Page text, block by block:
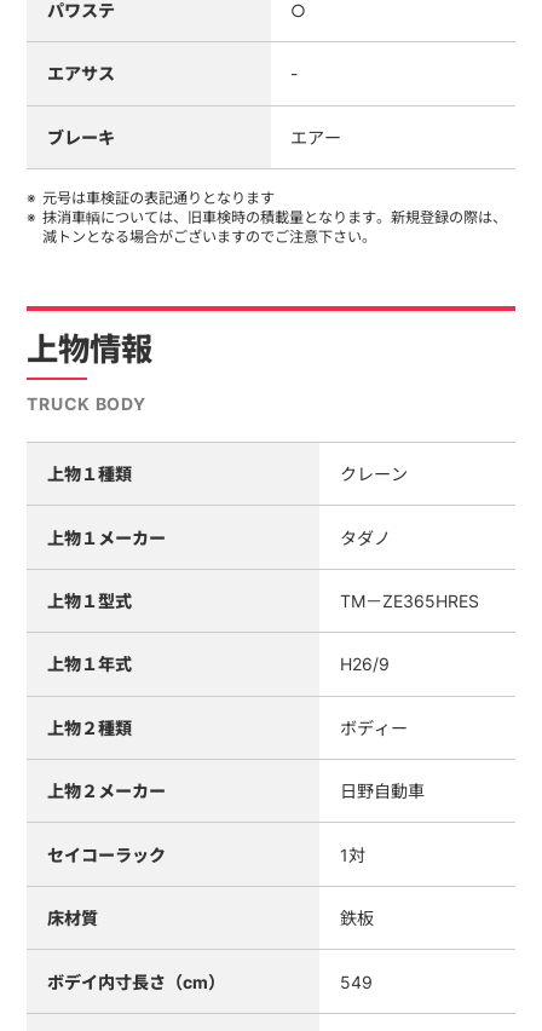
パワステ ○
エアサス -
ブレーキ エアー
元号は車検証の表記通りとなります
抹消車輌については、旧車検時の積載量となります。新規登録の際は、
減トンとなる場合がございますのでご注意下さい。
上物情報
TRUCK BODY
上物１種類 クレーン
上物１メーカー タダノ
上物１型式 TM－ZE365HRES
上物１年式 H26/9
上物２種類 ボディー
上物２メーカー 日野自動車
セイコーラック 1対
床材質 鉄板
ボデイ内寸長さ（cm） 549